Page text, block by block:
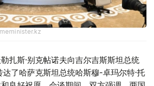
扎斯·别克帖诺夫向吉尔吉斯斯坦总统
达了哈萨克斯坦总统哈斯穆-卓玛尔特·托